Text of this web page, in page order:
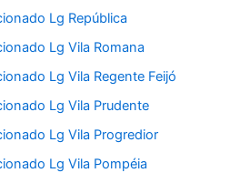
Lg República
Lg Vila Romana
Lg Vila Regente Feijó
Lg Vila Prudente
Lg Vila Progredior
Lg Vila Pompéia